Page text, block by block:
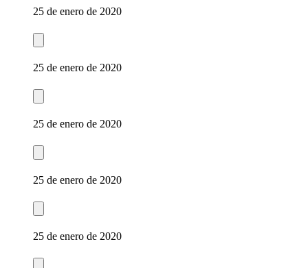
25 de enero de 2020
25 de enero de 2020
25 de enero de 2020
25 de enero de 2020
25 de enero de 2020